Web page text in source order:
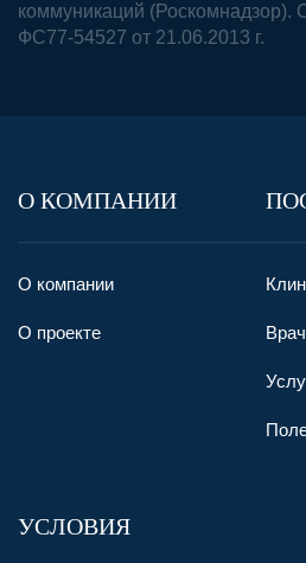
коммуникаций (Роскомнадзор).
ФС77-54527 от 21.06.2013 г.
О КОМПАНИИ
О компании
О проекте
УСЛОВИЯ